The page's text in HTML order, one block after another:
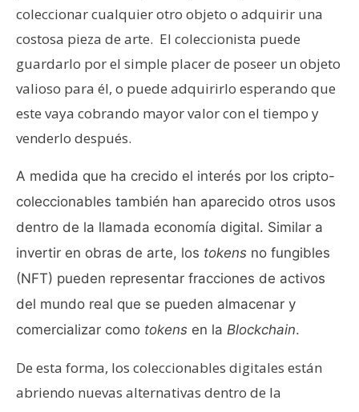
coleccionar cualquier otro objeto o adquirir una
costosa pieza de arte. El coleccionista puede
guardarlo por el simple placer de poseer un objeto
valioso para él, o puede adquirirlo esperando que
este vaya cobrando mayor valor con el tiempo y
venderlo después.
A medida que ha crecido el interés por los cripto-
coleccionables también han aparecido otros usos
dentro de la llamada economía digital. Similar a
invertir en obras de arte, los tokens no fungibles
(NFT) pueden representar fracciones de activos
del mundo real que se pueden almacenar y
comercializar como tokens en la Blockchain.
De esta forma, los coleccionables digitales están
abriendo nuevas alternativas dentro de la